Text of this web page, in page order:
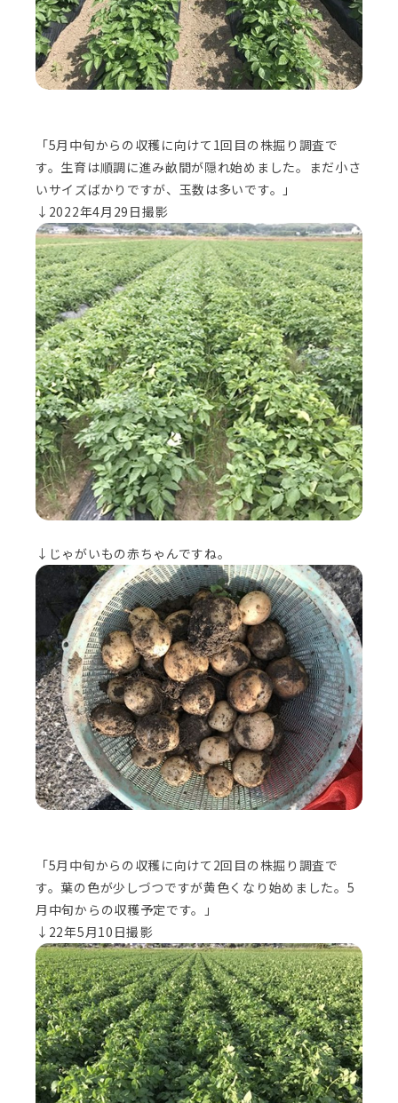
「5月中旬からの収穫に向けて1回目の株掘り調査で
す。生育は順調に進み畝間が隠れ始めました。まだ小さ
いサイズばかりですが、玉数は多いです。」
↓2022年4月29日撮影
↓じゃがいもの赤ちゃんですね。
「5月中旬からの収穫に向けて2回目の株掘り調査で
す。葉の色が少しづつですが黄色くなり始めました。5
月中旬からの収穫予定です。」
↓22年5月10日撮影